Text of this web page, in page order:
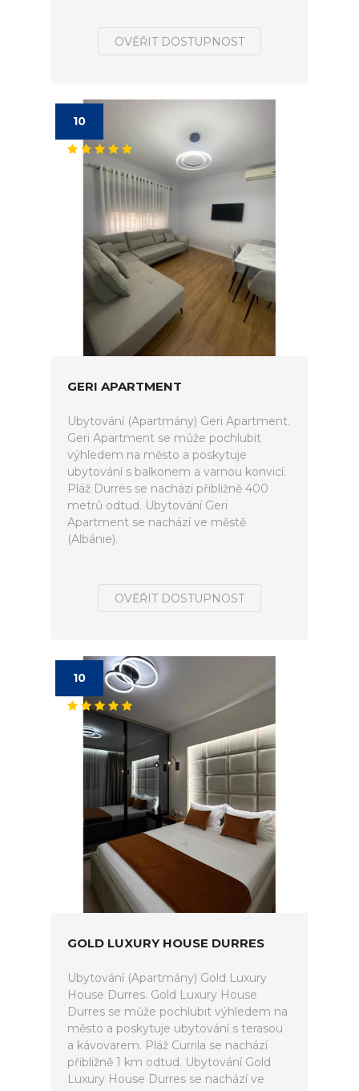
OVĚŘIT DOSTUPNOST
10
GERI APARTMENT
Ubytování (Apartmány) Geri Apartment.
Geri Apartment se může pochlubit
výhledem na město a poskytuje
ubytování s balkonem a varnou konvicí.
Pláž Durrës se nachází přibližně 400
metrů odtud. Ubytování Geri
Apartment se nachází ve městě
(Albánie).
OVĚŘIT DOSTUPNOST
10
GOLD LUXURY HOUSE DURRES
Ubytování (Apartmány) Gold Luxury
House Durres. Gold Luxury House
Durres se může pochlubit výhledem na
město a poskytuje ubytování s terasou
a kávovarem. Pláž Currila se nachází
přibližně 1 km odtud. Ubytování Gold
Luxury House Durres se nachází ve